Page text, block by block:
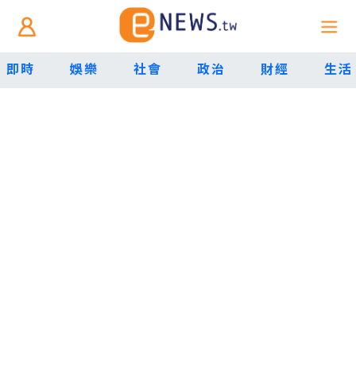
即時 娛樂 社會 政治 財經 生活